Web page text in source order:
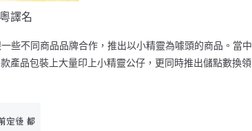
譯名
些不同商品品牌合作，推出以小精靈為噱頭的商品。當中
產品包裝上大量印上小精靈公仔，更同時推出儲點數換領